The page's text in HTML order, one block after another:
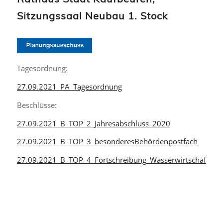
Sitzungssaal Neubau 1. Stock
Tagesordnung:
27.09.2021_PA_Tagesordnung
Beschlüsse:
27.09.2021_B_TOP_2_Jahresabschluss_2020
27.09.2021_B_TOP_3_besonderesBehördenpostfach